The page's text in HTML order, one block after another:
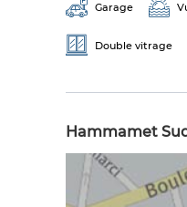
Garage
Double vitrage
Hammamet